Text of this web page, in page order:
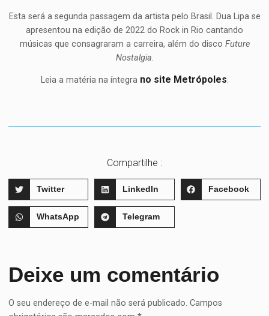
Esta será a segunda passagem da artista pelo Brasil. Dua Lipa se
apresentou na edição de 2022 do Rock in Rio cantando
músicas que consagraram a carreira, além do disco Future
Nostalgia.
Leia a matéria na íntegra no site Metrópoles.
Compartilhe :
Twitter LinkedIn Facebook
WhatsApp Telegram
Deixe um comentário
O seu endereço de e-mail não será publicado. Campos